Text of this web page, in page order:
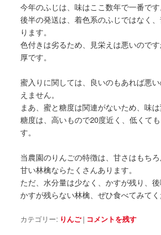
今年のふじは、味はここ数年で一番です
後半の発送は、着色系のふじではなく
ります。
色付きは劣るため、見栄えは悪いので
厚です。
蜜入りに関しては、良いのもあれば悪
えません。
まあ、蜜と糖度は関連がないため、味は
糖度は、高いもので20度近く、低くて
す。
当農園のりんごの特徴は、甘さはもちろ
甘い林檎ならたくさんあります。
ただ、水分量は少なく、かすが残り、後
かすが残らない林檎、ぜひ食べてみてく
カテゴリー: りんご | コメントを残す